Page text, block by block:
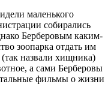
маленького
собирались
Берберовым каким-
зоопарка отдать им
назвали хищника)
а сами Берберовы
фильмы о жизни